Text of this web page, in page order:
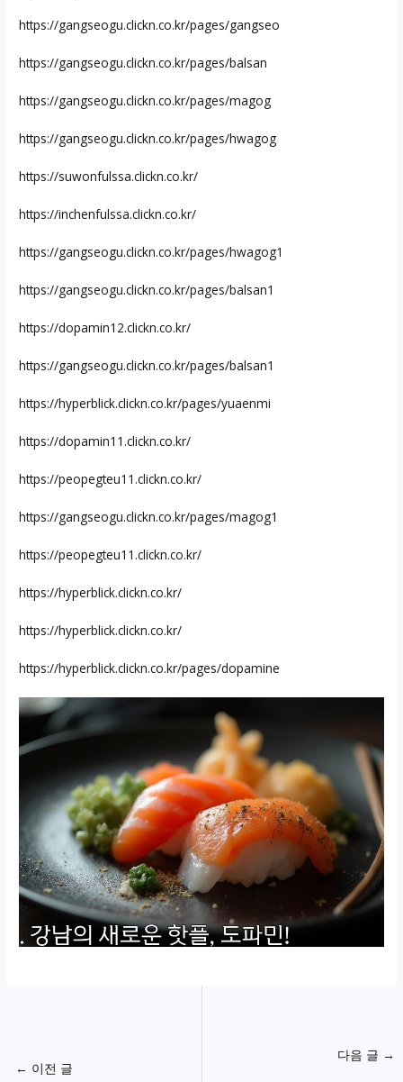
https://gangseogu.clickn.co.kr/pages/gangseo
https://gangseogu.clickn.co.kr/pages/balsan
https://gangseogu.clickn.co.kr/pages/magog
https://gangseogu.clickn.co.kr/pages/hwagog
https://suwonfulssa.clickn.co.kr/
https://inchenfulssa.clickn.co.kr/
https://gangseogu.clickn.co.kr/pages/hwagog1
https://gangseogu.clickn.co.kr/pages/balsan1
https://dopamin12.clickn.co.kr/
https://gangseogu.clickn.co.kr/pages/balsan1
https://hyperblick.clickn.co.kr/pages/yuaenmi
https://dopamin11.clickn.co.kr/
https://peopegteu11.clickn.co.kr/
https://gangseogu.clickn.co.kr/pages/magog1
https://peopegteu11.clickn.co.kr/
https://hyperblick.clickn.co.kr/
https://hyperblick.clickn.co.kr/
https://hyperblick.clickn.co.kr/pages/dopamine
← 이전 글
다음 글 →